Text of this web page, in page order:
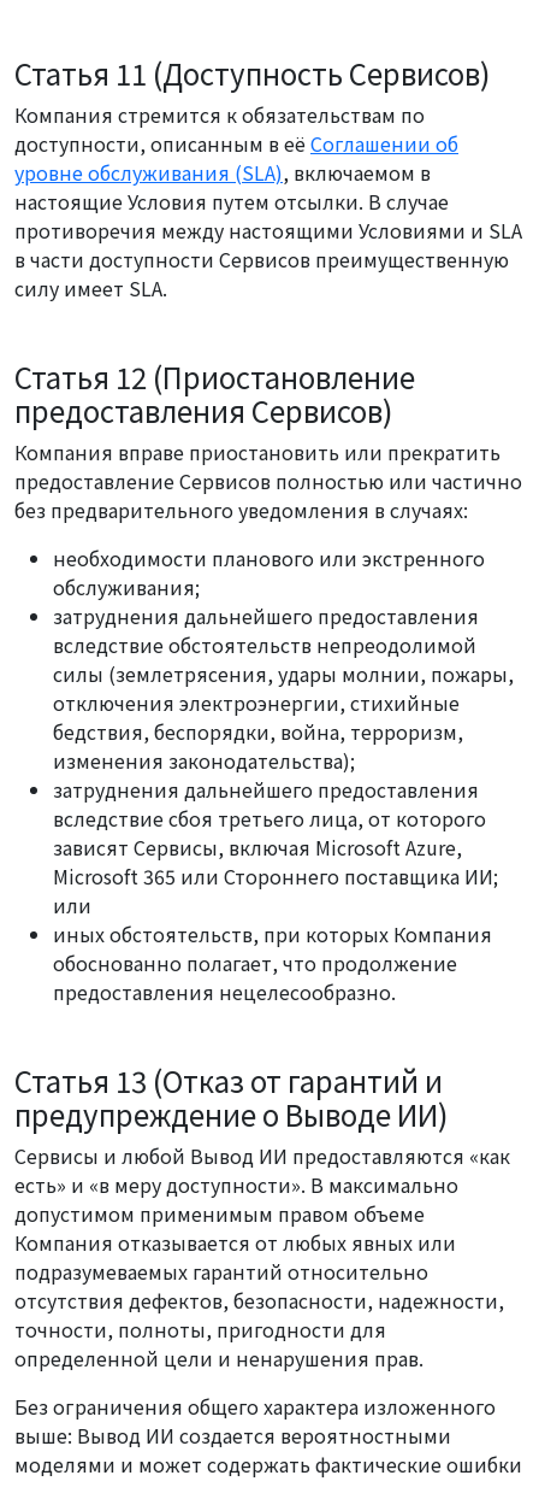
Статья 11 (Доступность Сервисов)
Компания стремится к обязательствам по
доступности, описанным в еёСоглашении об
уровне обслуживания (SLA), включаемом в
настоящие Условия путем отсылки. В случае
противоречия между настоящими Условиями и SLA
в части доступности Сервисов преимущественную
силу имеет SLA.
Статья 12 (Приостановление
предоставления Сервисов)
Компания вправе приостановить или прекратить
предоставление Сервисов полностью или частично
без предварительного уведомления в случаях:
необходимости планового или экстренного
обслуживания;
затруднения дальнейшего предоставления
вследствие обстоятельств непреодолимой
силы (землетрясения, удары молнии, пожары,
отключения электроэнергии, стихийные
бедствия, беспорядки, война, терроризм,
изменения законодательства);
затруднения дальнейшего предоставления
вследствие сбоя третьего лица, от которого
зависят Сервисы, включая Microsoft Azure,
Microsoft 365 или Стороннего поставщика ИИ;
или
иных обстоятельств, при которых Компания
обоснованно полагает, что продолжение
предоставления нецелесообразно.
Статья 13 (Отказ от гарантий и
предупреждение о Выводе ИИ)
Сервисы и любой Вывод ИИ предоставляются «как
есть» и «в меру доступности». В максимально
допустимом применимым правом объеме
Компания отказывается от любых явных или
подразумеваемых гарантий относительно
отсутствия дефектов, безопасности, надежности,
точности, полноты, пригодности для
определенной цели и ненарушения прав.
Без ограничения общего характера изложенного
выше: Вывод ИИ создается вероятностными
моделями и может содержать фактические ошибки